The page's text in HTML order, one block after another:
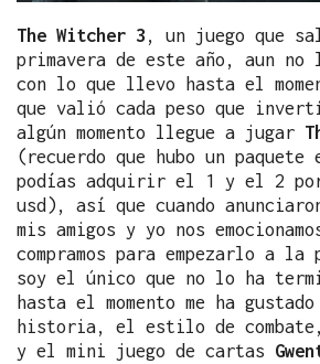
The Witcher 3 , un juego que
primavera de este año, aun no
con lo que llevo hasta el
que valió cada peso que
algún momento llegue a jugar
(recuerdo que hubo un paquete
podías adquirir el 1 y el 2 por
usd), así que cuando
mis amigos y yo nos
compramos para empezarlo a
soy el único que no lo ha
hasta el momento me ha
historia, el estilo de
y el mini juego de cartas